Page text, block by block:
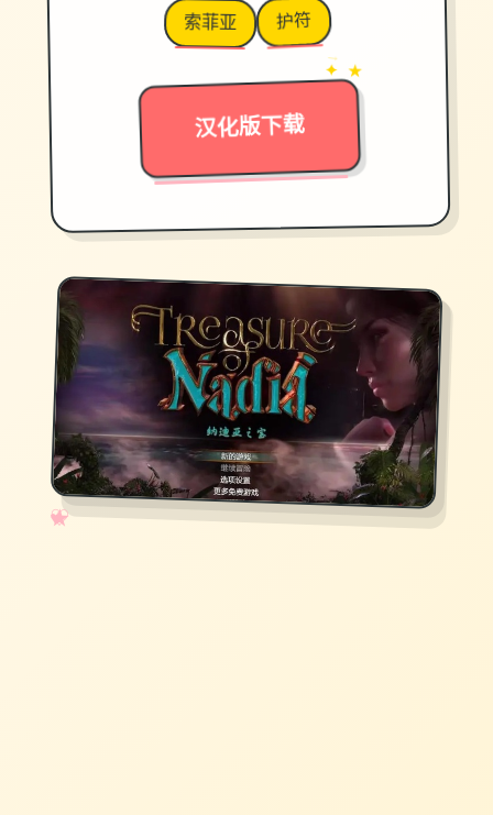
索菲亚 护符
汉化版下载
→
✦ ★
✧
♡
★
♥